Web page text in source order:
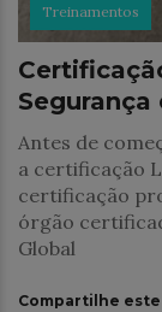
Treinamentos
Antes de
a certificação
certificação
órgão
Global
Compartilhe